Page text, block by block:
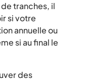
tranches, il
si votre
annuelle ou
si au final le
des